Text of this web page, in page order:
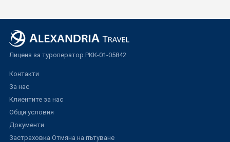
Лиценз за туроператор РКК-01-05842
Контакти
За нас
Клиентите за нас
Общи условия
Документи
Застраховка Отмяна на пътуване